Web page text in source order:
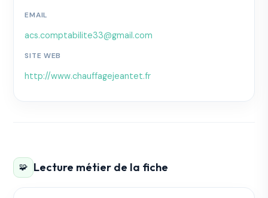
EMAIL
acs.comptabilite33@gmail.com
SITE WEB
http://www.chauffagejeantet.fr
🧩 Lecture métier de la fiche